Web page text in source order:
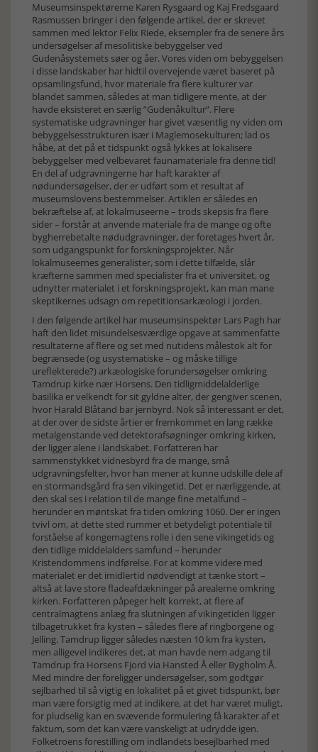
Museumsinspektørerne Karen Rysgaard og Kaj Fredsgaard
Rasmussen bringer i den følgende artikel, der er skrevet
sammen med lektor Felix Riede, eksempler fra de senere års
undersøgelser af mesolitiske bebyggelser ved
Gudenåsystemets søer og åer. Vores viden om bebyggelsen
i disse landskaber har hidtil overvejende været baseret på
opsamlingsfund, hvor materiale fra flere kulturer var
blandet sammen, således at man tidligere mente, at der
havde eksisteret en særlig ”Gudenåkultur”. Flere
systematiske udgravninger har givet væsentlig ny viden om
bebyggelsesstrukturen især i Maglemosekulturen; lad os
håbe, at det på et tidspunkt også lykkes at lokalisere
bebyggelser med velbevaret faunamateriale fra denne tid!
En del af udgravningerne har haft karakter af
nødundersøgelser, der er udført som et resultat af
museumslovens bestemmelser. Artiklen er således en
bekræftelse af, at lokalmuseerne – trods skepsis fra flere
sider – forstår at anvende materiale fra de mange og ofte
bygherrebetalte nødudgravninger, der foretages hvert år,
som udgangspunkt for forskningsprojekter. Når
lokalmuseernes generalister, som i dette tilfælde, slår
kræfterne sammen med specialister fra et universitet, og
udnytter materialet i et forskningsprojekt, kan man mane
skeptikernes udsagn om repetitionsarkæologi i jorden.
I den følgende artikel har museumsinspektør Lars Pagh har
haft den lidet misundelsesværdige opgave at sammenfatte
resultaterne af flere og set med nutidens målestok alt for
begrænsede (og usystematiske – og måske tillige
ureflekterede?) arkæologiske forundersøgelser omkring
Tamdrup kirke nær Horsens. Den tidligmiddelalderlige
basilika er velkendt for sit gyldne alter, der gengiver scenen,
hvor Harald Blåtand bar jernbyrd. Nok så interessant er det,
at der over de sidste årtier er fremkommet en lang række
metalgenstande ved detektorafsøgninger omkring kirken,
der ligger alene i landskabet. Forfatteren har
sammenstykket vidnesbyrd fra de mange, små
udgravningsfelter, hvor han mener at kunne udskille dele af
en stormandsgård fra sen vikingetid. Det er nærliggende, at
den skal ses i relation til de mange fine metalfund –
herunder en møntskat fra tiden omkring 1060. Der er ingen
tvivl om, at dette sted rummer et betydeligt potentiale til
forståelse af kongemagtens rolle i den sene vikingetids og
den tidlige middelalders samfund – herunder
Kristendommens indførelse. For at komme videre med
materialet er det imidlertid nødvendigt at tænke stort –
altså at lave store fladeafdækninger på arealerne omkring
kirken. Forfatteren påpeger helt korrekt, at flere af
centralmagtens anlæg fra slutningen af vikingetiden ligger
tilbagetrukket fra kysten – således flere af ringborgene og
Jelling. Tamdrup ligger således næsten 10 km fra kysten,
men alligevel indikeres det, at man havde nem adgang til
Tamdrup fra Horsens Fjord via Hansted Å eller Bygholm Å.
Med mindre der foreligger undersøgelser, som godtgør
sejlbarhed til så vigtig en lokalitet på et givet tidspunkt, bør
man være forsigtig med at indikere, at det har været muligt,
for pludselig kan en svævende formulering få karakter af et
faktum, som det kan være vanskeligt at udrydde igen.
Folketroens forestilling om indlandets besejlbarhed med